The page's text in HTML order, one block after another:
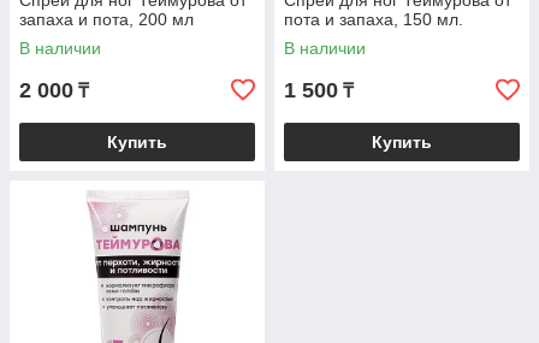
запаха и пота, 200 мл
В наличии
2 000 ₸
Купить
пота и запаха, 150 мл.
В наличии
1 500 ₸
Купить